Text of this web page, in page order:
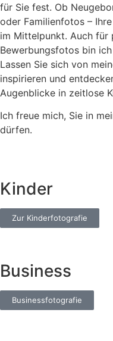
für Sie fest. Ob
oder Familienfotos –
im Mittelpunkt. Auch für
Bewerbungsfotos bin
Lassen Sie sich von
inspirieren und
Augenblicke in zeitlose
Ich freue mich, Sie in
dürfen.
Kinder
Zur Kinderfotografie
Business
Businessfotografie